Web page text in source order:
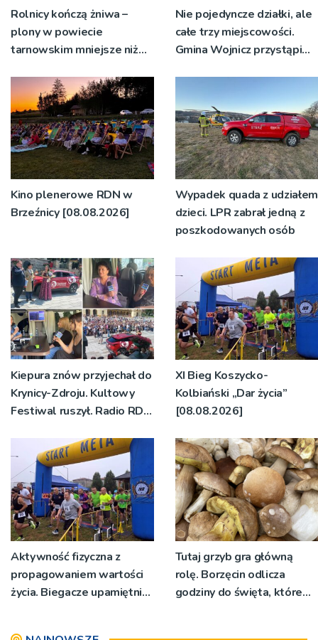
Rolnicy kończą żniwa –
plony w powiecie
tarnowskim mniejsze niż
Nie pojedyncze działki, ale
całe trzy miejscowości.
Gmina Wojnicz przystąpi
Kino plenerowe RDN w
Brzeźnicy [08.08.2026]
Wypadek quada z udziałem
dzieci. LPR zabrał jedną z
poszkodowanych osób
Kiepura znów przyjechał do
Krynicy-Zdroju. Kultowy
Festiwal ruszył. Radio RDN
żywo [ZDJĘCIA]
XI Bieg Koszycko-
Kolbiański „Dar życia”
[08.08.2026]
Aktywność fizyczna z
propagowaniem wartości
życia. Biegacze upamiętnili
Tutaj grzyb gra główną
rolę. Borzęcin odlicza
godziny do święta, które